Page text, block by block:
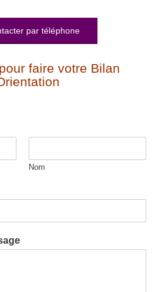
par téléphone
faire votre Bilan
Nom